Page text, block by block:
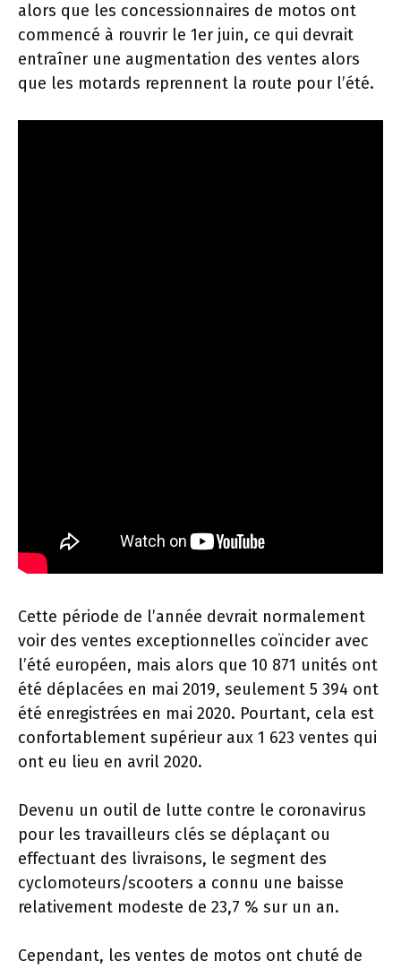
alors que les concessionnaires de motos ont
commencé à rouvrir le 1er juin, ce qui devrait
entraîner une augmentation des ventes alors
que les motards reprennent la route pour l’été.
Cette période de l’année devrait normalement
voir des ventes exceptionnelles coïncider avec
l’été européen, mais alors que 10 871 unités ont
été déplacées en mai 2019, seulement 5 394 ont
été enregistrées en mai 2020. Pourtant, cela est
confortablement supérieur aux 1 623 ventes qui
ont eu lieu en avril 2020.
Devenu un outil de lutte contre le coronavirus
pour les travailleurs clés se déplaçant ou
effectuant des livraisons, le segment des
cyclomoteurs/scooters a connu une baisse
relativement modeste de 23,7 % sur un an.
Cependant, les ventes de motos ont chuté de